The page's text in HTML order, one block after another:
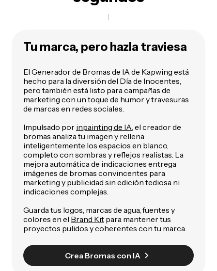
Tu marca, pero hazla traviesa
El Generador de Bromas de IA de Kapwing está
hecho para la diversión del Día de Inocentes,
pero también está listo para campañas de
marketing con un toque de humor y travesuras
de marcas en redes sociales.
Impulsado por inpainting de IA , el creador de
bromas analiza tu imagen y rellena
inteligentemente los espacios en blanco,
completo con sombras y reflejos realistas. La
mejora automática de indicaciones entrega
imágenes de bromas convincentes para
marketing y publicidad sin edición tediosa ni
indicaciones complejas.
Guarda tus logos, marcas de agua, fuentes y
colores en el Brand Kit para mantener tus
proyectos pulidos y coherentes con tu marca.
Crea Bromas con IA